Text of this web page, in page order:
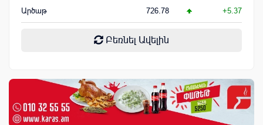
Արծաթ 726.78 +5.37
Բեռնել Ավելին